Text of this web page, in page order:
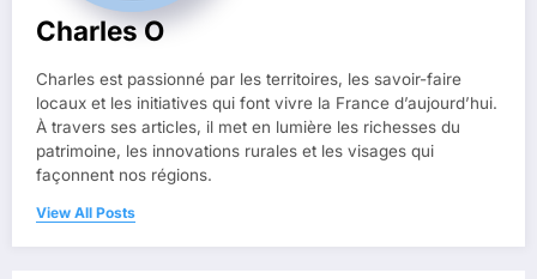
Charles O
Charles est passionné par les territoires, les savoir-faire
locaux et les initiatives qui font vivre la France d’aujourd’hui.
À travers ses articles, il met en lumière les richesses du
patrimoine, les innovations rurales et les visages qui
façonnent nos régions.
View All Posts